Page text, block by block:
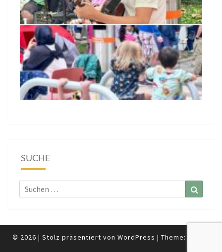
SUCHE
Suchen
nach:
© 2026 | Stolz präsentiert von WordPress | Theme: